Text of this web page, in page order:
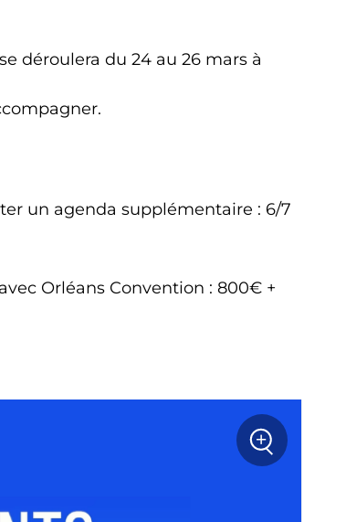
déroulera du 24 au 26 mars à
un agenda supplémentaire : 6/7
Orléans Convention : 800€ +
+
sur
la